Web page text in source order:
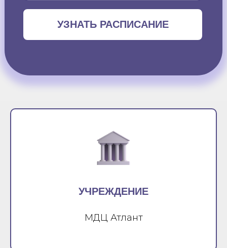
УЗНАТЬ РАСПИСАНИЕ
УЧРЕЖДЕНИЕ
МДЦ Атлант